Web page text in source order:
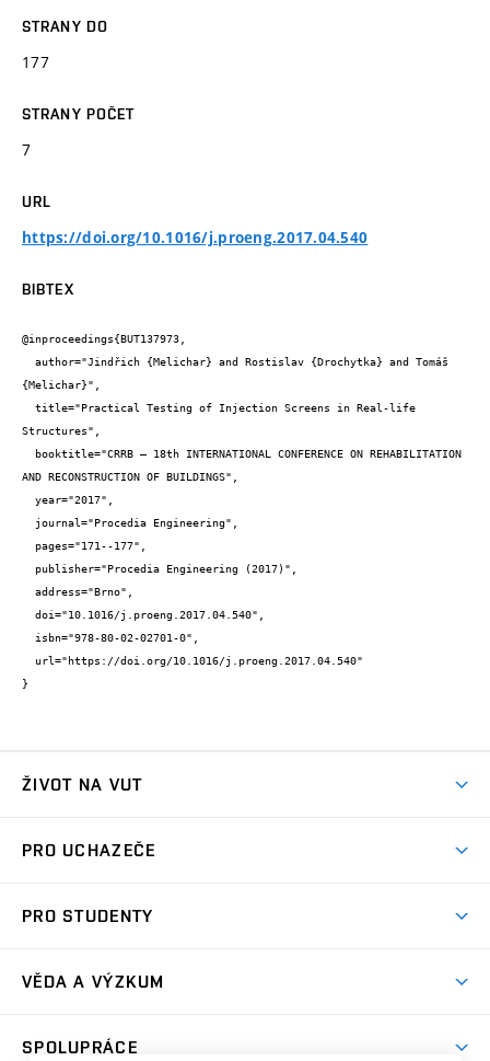
STRANY DO
177
STRANY POČET
7
URL
https://doi.org/10.1016/j.proeng.2017.04.540
BIBTEX
@inproceedings{BUT137973,
{Melichar}",
Structures",
AND RECONSTRUCTION OF BUILDINGS",
}
ŽIVOT NA VUT
Koleje
Sport na VUT
PRO UCHAZEČE
Dny otevřených dveří
Celoživotní vzdělávání
PRO STUDENTY
Harmonogram akademického roku
Zpracování osobních údajů studentů
Sociální bezpečí
VĚDA A VÝZKUM
SPOLUPRÁCE